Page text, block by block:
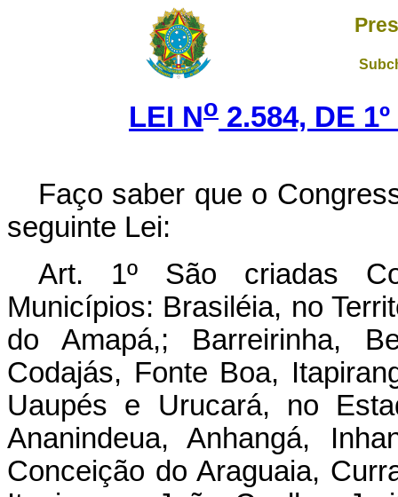
LEI No 2.584, DE
Faço saber que o
seguinte Lei:
Art. 1º São criadas
Municípios: Brasiléia, no
do Amapá,; Barreirinha,
Codajás, Fonte Boa,
Uaupés e Urucará, no
Ananindeua, Anhangá,
Conceição do Araguaia,